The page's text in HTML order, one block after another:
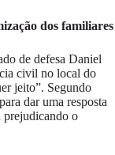
dos familiares
de defesa Daniel
civil no local do
jeito”. Segundo
dar uma resposta
prejudicando o